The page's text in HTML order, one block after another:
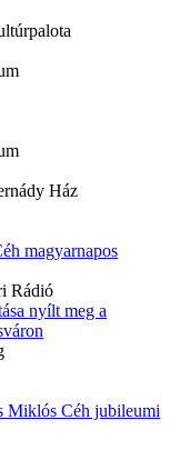
Ház
magyarnapos
Rádió
nyílt meg a
Miklós Céh jubileumi